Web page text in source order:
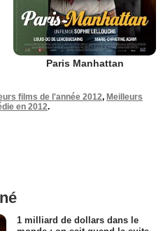
Paris Manhattan
films de l'année 2012, Meilleurs
en 2012.
1 milliard de dollars dans le